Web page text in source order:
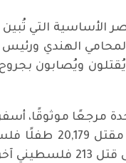
الأساسية التي
في تشرين الأول 2025، ما
مرجعًا
عامين، أي ما يعادل 30 في